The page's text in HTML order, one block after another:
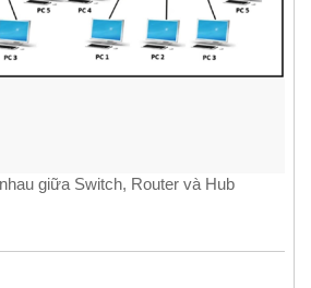
giữa Switch, Router và Hub